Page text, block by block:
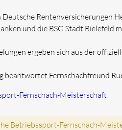
Rentenversicherungen
und die BSG Stadt Bielefeld
ergeben sich aus der
beantwortet Fernschachfreund
Fernschach-Meisterschaft
Betriebssport-Fernschach-